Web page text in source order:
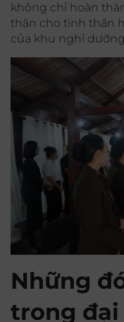
không chỉ hoàn
thân cho tinh thần
của khu nghỉ
Những
trong